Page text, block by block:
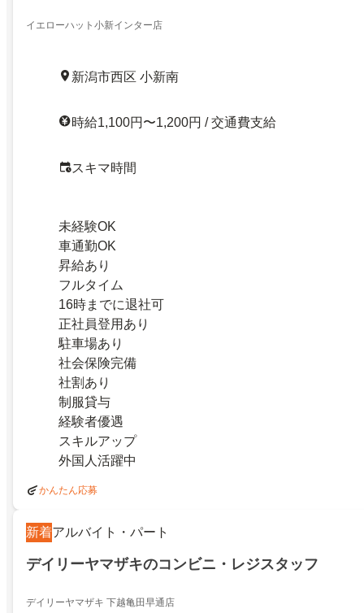
イエローハット小新インター店
新潟市西区 小新南
時給1,100円〜1,200円 / 交通費支給
スキマ時間
未経験OK
車通勤OK
昇給あり
フルタイム
16時までに退社可
正社員登用あり
駐車場あり
社会保険完備
社割あり
制服貸与
経験者優遇
スキルアップ
外国人活躍中
かんたん応募
新着アルバイト・パート
デイリーヤマザキのコンビニ・レジスタッフ
デイリーヤマザキ 下越亀田早通店